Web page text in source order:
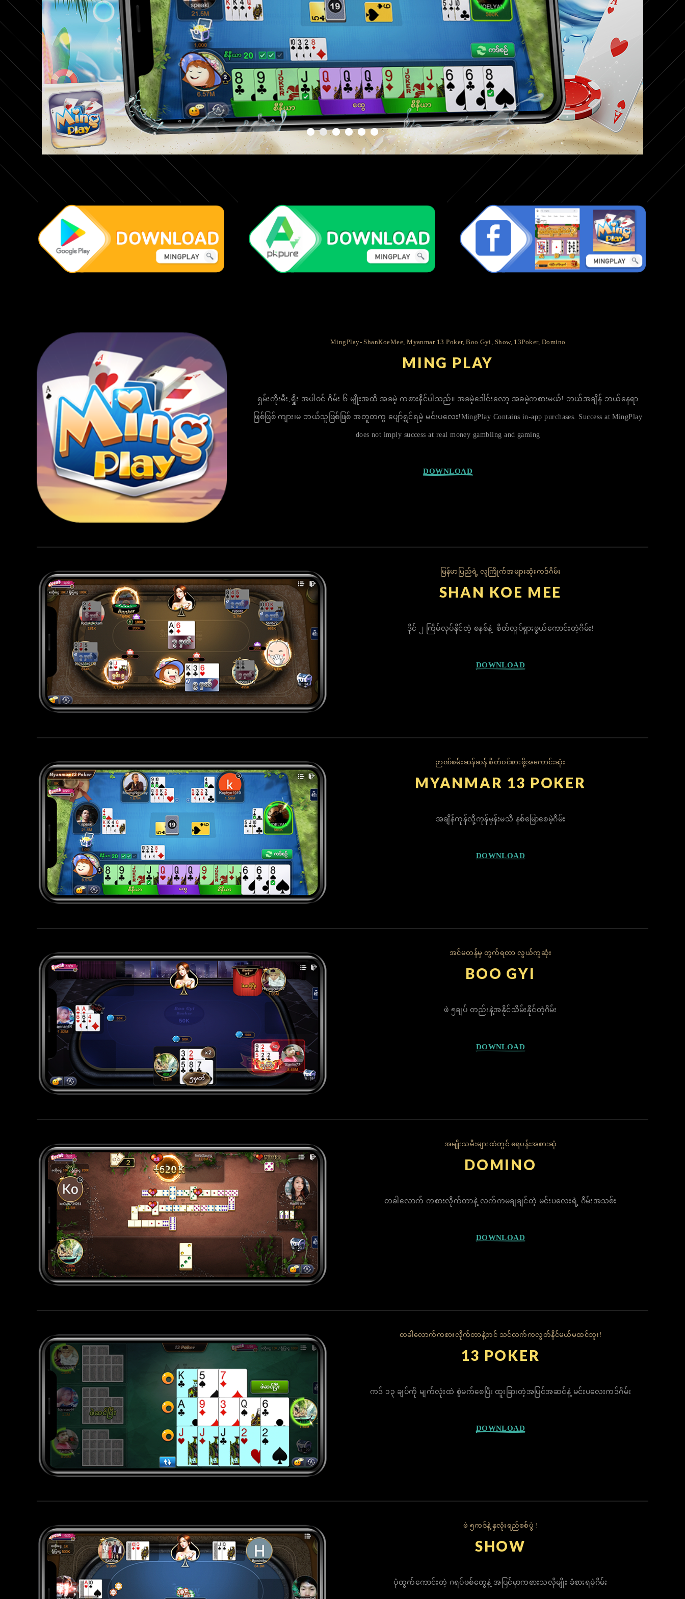
MingPlay- ShanKoeMee, Myanmar 13 Poker, Boo Gyi, Show, 13Poker, Domino
​MING PLAY
ရှမ်းကိုးမီး,ရှိုး အပါဝင် ဂိမ်း ၆ မျိုးအထိ အခမဲ့ ကစားနိင်ပါသည်။ အခမဲ့ဒေါင်းလော့ အခမဲ့ကစားမယ်! ဘယ်အချိန် ဘယ်နေရာ
ဖြစ်ဖြစ် ကျား၊မ ဘယ်သူဖြစ်ဖြစ် အတူတကွ ပျော်ရွှင်ရမဲ့ မင်းပလေး!​ MingPlay Contains in-app purchases. Success at MingPlay
does not imply success at real money gambling and gaming
DOWNLOAD
မြန်မာပြည်ရဲ့ လူကြိုက်အများဆုံးကဒ်ဂိမ်း
​SHAN KOE MEE
ဒိုင် ၂ ကြိမ်လုပ်နိင်တဲ့ စနစ်နဲ့ စိတ်လှုပ်ရှားဖွယ်ကောင်းတဲ့ဂိမ်း!
DOWNLOAD
ဉာဏ်စမ်းဆန်ဆန် စိတ်ဝင်စားဖို့အကောင်းဆုံး
MYANMAR 13 POKER
အချိန်ကုန်လို့ကုန်မှန်းမသိ နစ်မြောစေမဲ့ဂိမ်း
DOWNLOAD
အင်မတန်မှ တွက်ရတာ လွယ်ကူဆုံး
​BOO GYI
ဖဲ ၅ချပ် တည်းနဲ့အနိုင်သိမ်းနိုင်တဲ့ဂိမ်း
DOWNLOAD
အမျိုးသမီးများထဲတွင် ရေပန်းအစားဆုံ
DOMINO
တခါလောက် ကစားလိုက်တာနဲ့ လက်ကမချချင်တဲ့ မင်းပလေးရဲ့ ဂိမ်းအသစ်း
DOWNLOAD
တခါလောက်ကစားလိုက်တာနဲ့တင် သင်လက်ကလွတ်နိင်မယ်မထင်ဘူး!
13 POKER
ကဒ် ၁၃ ချပ်ကို မျက်လုံးထဲ စွဲမက်စေပြီး ထူးခြားတဲ့အပြင်အဆင်နဲ့ မင်းပလေးကဒ်ဂိမ်း
DOWNLOAD
ဖဲ ၅ကဒ်နဲ့ နှလုံးရည်စစ်ပွဲ !
SHOW
ပုံထွက်ကောင်းတဲ့ ဂရပ်ဖစ်တွေနဲ့ အပြင်မှာကစားသလိုမျိုး ခံစားရမဲ့ဂိမ်း